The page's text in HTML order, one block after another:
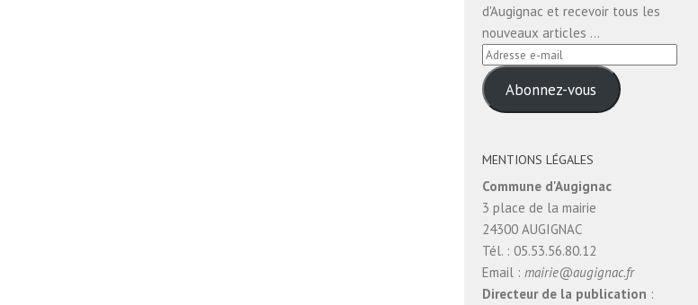
d'Augignac et recevoir tous les
nouveaux articles ...
Adresse
e-
mail Abonnez-vous
MENTIONS LÉGALES
Commune d'Augignac
3 place de la mairie
24300 AUGIGNAC
Tél. : 05.53.56.80.12
Email : mairie@augignac.fr
Directeur de la publication :